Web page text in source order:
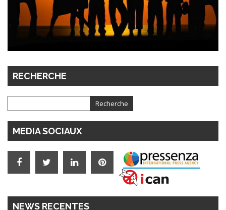
RECHERCHE
MEDIA SOCIAUX
NEWS RECENTES